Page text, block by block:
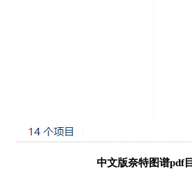
中文版奈特图谱pdf